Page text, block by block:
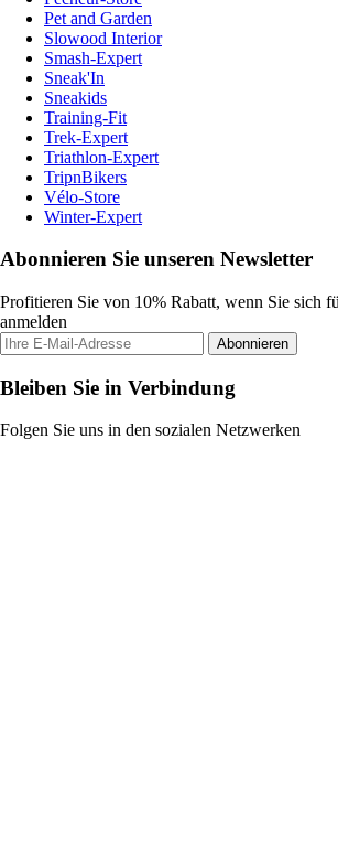
Pet and Garden
Slowood Interior
Smash-Expert
Sneak'In
Sneakids
Training-Fit
Trek-Expert
Triathlon-Expert
TripnBikers
Vélo-Store
Winter-Expert
Abonnieren Sie unseren Newsletter
Profitieren Sie von 10% Rabatt, wenn Sie sich
anmelden
Abonnieren
Bleiben Sie in Verbindung
Folgen Sie uns in den sozialen Netzwerken